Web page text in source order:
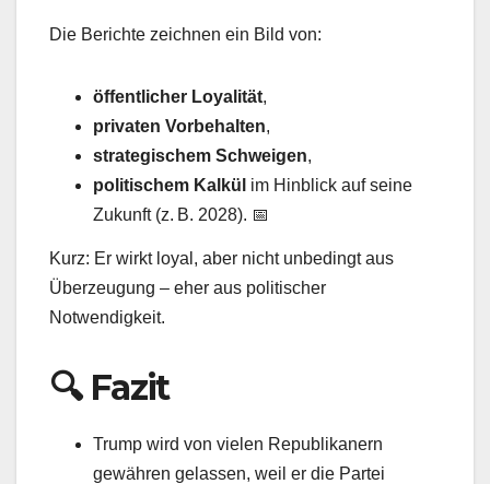
Die Berichte zeichnen ein Bild von:
öffentlicher Loyalität,
privaten Vorbehalten,
strategischem Schweigen,
politischem Kalkül im Hinblick auf seine
Zukunft (z. B. 2028). 📅
Kurz: Er wirkt loyal, aber nicht unbedingt aus
Überzeugung – eher aus politischer
Notwendigkeit.
🔍 Fazit
Trump wird von vielen Republikanern
gewähren gelassen, weil er die Partei